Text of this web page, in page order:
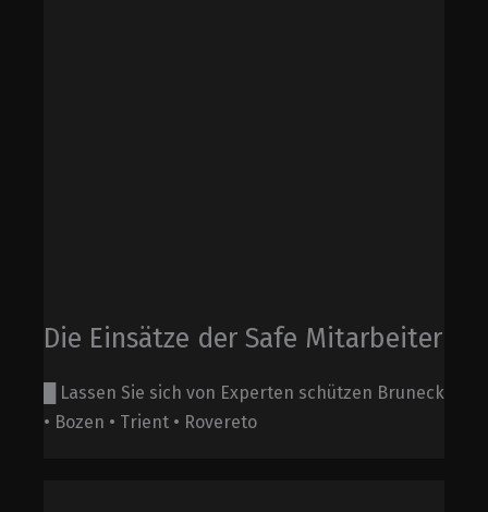
Die Einsätze der Safe Mitarbeiter
█ Lassen Sie sich von Experten schützen Bruneck
• Bozen • Trient • Rovereto